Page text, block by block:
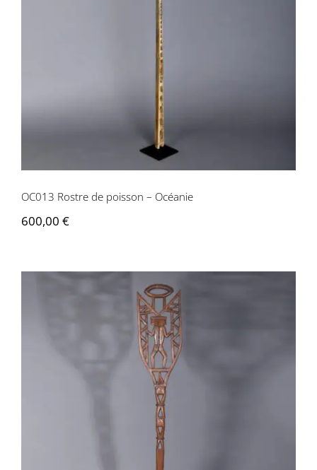
OC013 Rostre de poisson – Océanie
OC013 Rostre de poisson – Océanie
600,00 €
OC031 Bâton de danse – Océanie